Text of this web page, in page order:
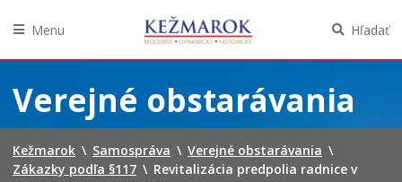
na
obsah
Menu Hľadať
Verejné obstarávania
Kežmarok \ Samospráva \ Verejné obstarávania \
Zákazky podľa §117 \ Revitalizácia predpolia radnice v